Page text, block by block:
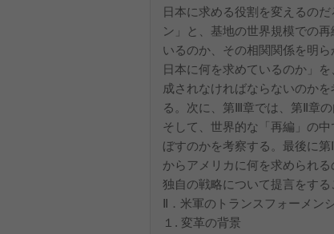
日本に求める役割を変えるの
ン」と、基地の世界規模での
いるのか、その相関関係を明
日本に何を求めているのか」
成されなければならないのか
る。次に、第Ⅲ章では、第Ⅱ章
そして、世界的な「再編」の
ぼすのかを考察する。最後に
からアメリカに何を求められ
独自の戦略について提言をする
Ⅱ．米軍のトランスフォーメン
１. 変革の背景